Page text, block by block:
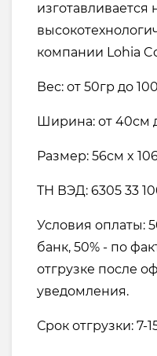
компании Lohia
Вес: от 50гр до
Ширина: от 40см
Размер: 56см x
ТН ВЭД: 6305 33
Условия оплаты:
банк, 50% - по
отгрузке после
уведомления.
Срок отгрузки: 7-